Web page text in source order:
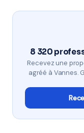
8 320
Recevez une
agréé à Vannes.